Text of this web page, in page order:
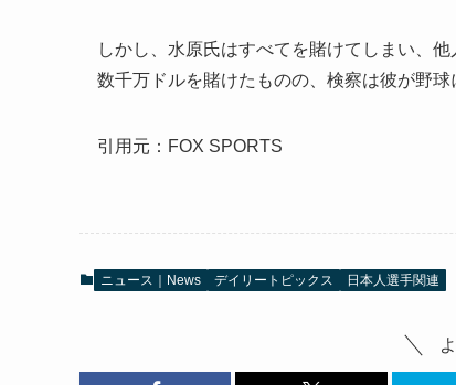
しかし、水原氏はすべてを賭けてしまい、
数千万ドルを賭けたものの、検察は彼が野
引用元：FOX SPORTS
ニュース｜News デイリートピックス 日本人選手関連